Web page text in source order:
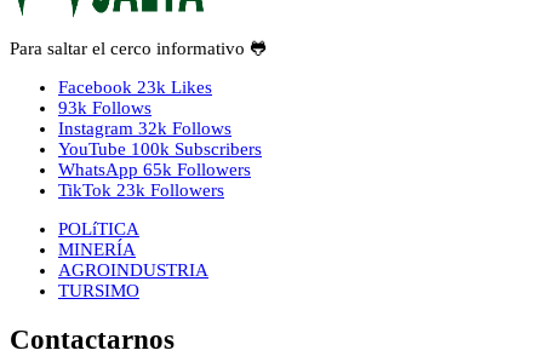
Para saltar el cerco informativo 🐸
Facebook 23k Likes
93k Follows
Instagram 32k Follows
YouTube 100k Subscribers
WhatsApp 65k Followers
TikTok 23k Followers
POLíTICA
MINERÍA
AGROINDUSTRIA
TURSIMO
Contactarnos